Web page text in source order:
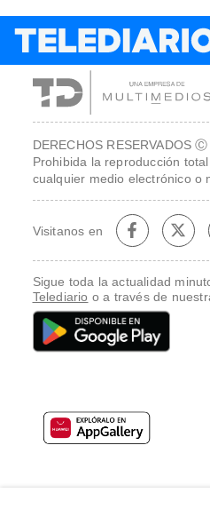
DERECHOS RESERVADOS
Prohibida la reproducción
cualquier medio electrónico o
Visitanos en
Sigue toda la actualidad
Telediario o a través de